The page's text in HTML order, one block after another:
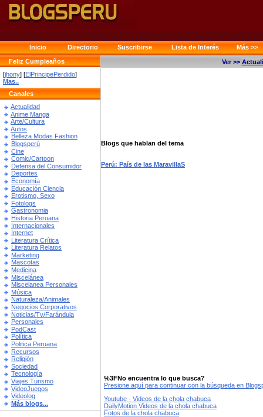
Inicio Directorio Suscribirse Lista de Interés
Más >>
Feliz Cumpleaños
[jhony] [ElPrincipePerdido]
Mas..
Canales
Actualidad
Anime Manga
Arte/Cultura
Autos
Belleza Modas Fashion
Blogsperú
Cine
Comic/Cartoon
Defensa del Consumidor
Deportes
Economía
Educación Ciencia
Erotismo, Sexo
Fotologs
Gastronomia
Historia Peruana
Internacionales
Internet
Literatura Crítica
Literatura Relatos
Marketing
Mascotas
Medicina
Miscelánea
Miscelanea Personales
Música
Naturaleza/Animales
Negocios Corporativos
Noticias/Tv/Farándula
Personales
PodCast
Política
Politica Peruana
Recursos
Religión
Sociedad
Tecnología
Viajes Turismo
VideoJuegos
Videolog
Más blogs...
Ver >>
Blogs que hablan del tema
Perú: País de las MaravillaS
%3FNo encuentra lo que busca?
Presione aquí para continuar con la búsqueda en
Youtube - Videos de la chola chabuca
DailyMotion Videos de la chola chabuca
Fotos de la chola chabuca